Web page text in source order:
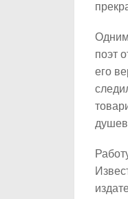
поэт
его